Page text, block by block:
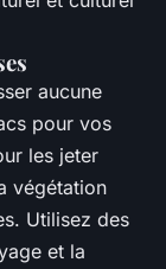
aucune
pour vos
les jeter
végétation
Utilisez des
et la